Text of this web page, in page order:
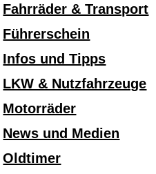
Fahrräder & Transport
Führerschein
Infos und Tipps
LKW & Nutzfahrzeuge
Motorräder
News und Medien
Oldtimer